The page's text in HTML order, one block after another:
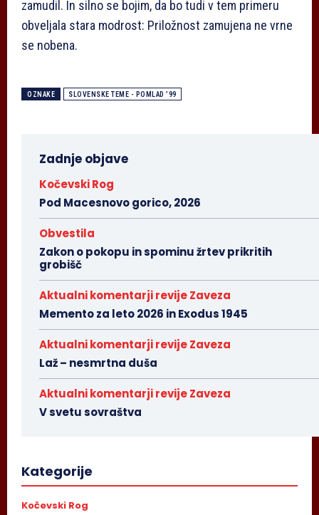
zamudil. In silno se bojim, da bo tudi v tem primeru
obveljala stara modrost: Priložnost zamujena ne vrne
se nobena.
OZNAKE SLOVENSKE TEME - POMLAD ’99
Zadnje objave
Kočevski Rog
Pod Macesnovo gorico, 2026
Obvestila
Zakon o pokopu in spominu žrtev prikritih
grobišč
Aktualni komentarji revije Zaveza
Memento za leto 2026 in Exodus 1945
Aktualni komentarji revije Zaveza
Laž – nesmrtna duša
Aktualni komentarji revije Zaveza
V svetu sovraštva
Kategorije
Kočevski Rog